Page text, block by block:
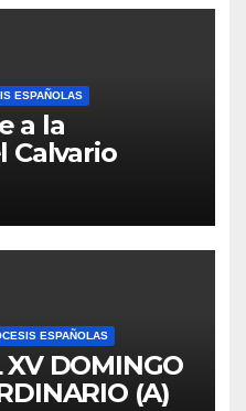
ESPAÑOLAS
a la
Calvario
ESPAÑOLAS
XV DOMINGO
(A)